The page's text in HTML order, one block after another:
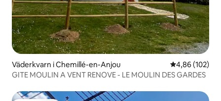
Väderkvarn i Chemillé-en-Anjou 4,86 av 5 i
4,86 (102)
GITE MOULIN A VENT RENOVE - LE MOULIN DES GARDES